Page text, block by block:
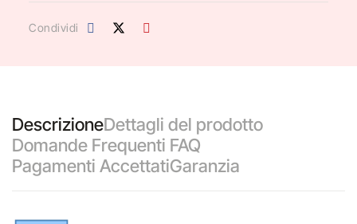
Condividi
DescrizioneDettagli del prodotto
Domande Frequenti FAQ
Pagamenti AccettatiGaranzia